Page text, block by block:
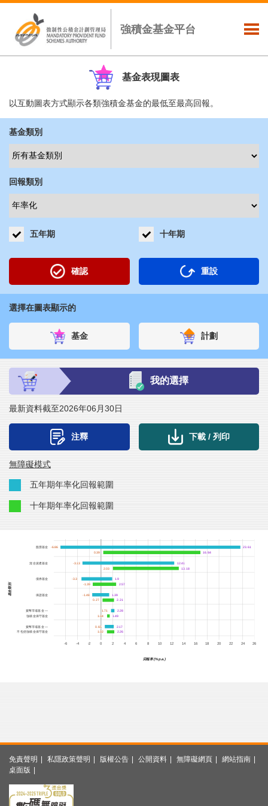
強積金基金平台
基金表現圖表
以互動圖表方式顯示各類強積金基金的最低至最高回報。
基金類別
回報類別
五年期 十年期
確認 重設
選擇在圖表顯示的
基金 計劃
我的選擇
最新資料截至2026年06月30日
注釋 下載 / 列印
無障礙模式
五年期年率化回報範圍
十年期年率化回報範圍
-6 -4 -2 0 2 4 6 8 10 12 14 16 18 20 22 24 26
股票基金
混合資產基金
債券基金
保證基金
貨幣市場基金 —
強積金保守基金
貨幣市場基金 —
不包括強積金保守基金
23.61
23.61
16.84
16.84
12.41
12.41
13.18
13.18
1.9
1.9
2.57
2.57
1.39
1.39
2.21
2.21
2.28
2.28
1.49
1.49
2.17
2.17
2.26
2.26
-6.86
-6.86
0.39
0.39
-3.13
-3.13
2.03
2.03
-3.3
-3.3
-1.39
-1.39
-1.48
-1.48
0.27
0.27
1.71
1.71
1.04
1.04
0.65
0.65
1.02
1.02
回報率 (% p.a.)
基金類別
免責聲明 私隱政策聲明 版權公告 公開資料 無障礙網頁
網站指南
桌面版